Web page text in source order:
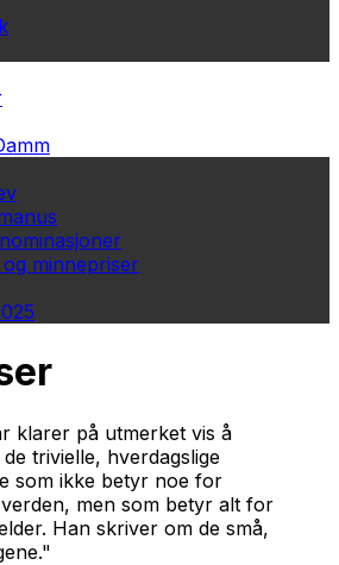
minnepriser
klarer på utmerket vis å
trivielle, hverdagslige
som ikke betyr noe for
men som betyr alt for
Han skriver om de små,